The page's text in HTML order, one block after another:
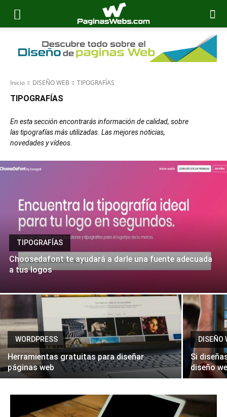
Inicio DISEÑO WEB TIPOGRAFÍAS
TIPOGRAFÍAS
En esta sección encontrarás información de calidad, sobre
las tipografías más utilizadas. Las mejores noticias,
novedades y vídeos.
TIPOGRAFÍAS
Choosedafont te ayudará a darle una fuente adecuada
a tus logos
WORDPRESS
Herramientas gratuitas para diseñar
páginas web
DISEÑO
Si
diseño